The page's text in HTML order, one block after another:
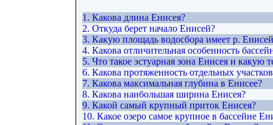
1. Какова длина Енисея?
2. Откуда берет начало Енисей?
3. Какую площадь водосбора имеет р.
4. Какова отличительная особенность
5. Что такое эстуарная зона Енисея и какую
6. Какова протяженность отдельных
7. Какова максимальная глубина в Енисее?
8. Какова наибольшая ширина Енисея?
9. Какой самый крупный приток Енисея?
10. Какое озеро самое крупное в бассейне